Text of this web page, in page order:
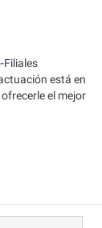
Filiales
está en
el mejor